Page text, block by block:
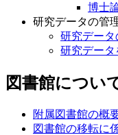
博士
研究データの管
研究デー
研究データ
図書館につい
附属図書館の概
図書館の移転に